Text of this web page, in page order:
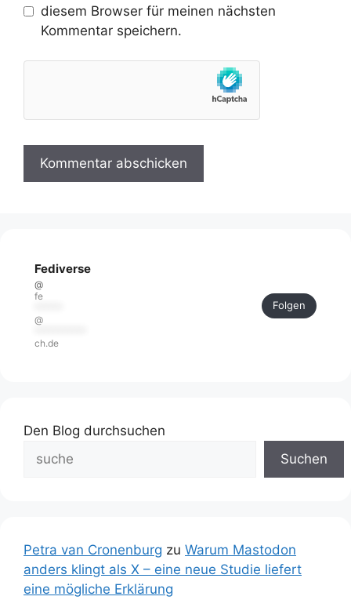
diesem Browser für meinen nächsten
Kommentar speichern.
Fediverse
@
fe
@
ch.de
Folgen
Den Blog durchsuchen
Suchen
Petra van Cronenburg zu Warum Mastodon
anders klingt als X – eine neue Studie liefert
eine mögliche Erklärung